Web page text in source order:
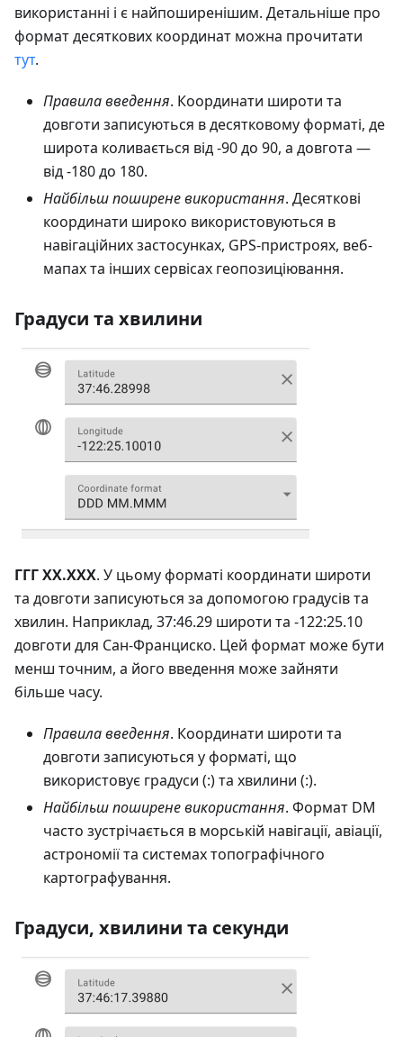
використанні і є найпоширенішим. Детальніше про
формат десяткових координат можна прочитати
тут.
Правила введення. Координати широти та
довготи записуються в десятковому форматі, де
широта коливається від -90 до 90, а довгота —
від -180 до 180.
Найбільш поширене використання. Десяткові
координати широко використовуються в
навігаційних застосунках, GPS-пристроях, веб-
мапах та інших сервісах геопозиціювання.
Градуси та хвилини
ГГГ ХХ.ХХХ. У цьому форматі координати широти
та довготи записуються за допомогою градусів та
хвилин. Наприклад, 37:46.29 широти та -122:25.10
довготи для Сан-Франциско. Цей формат може бути
менш точним, а його введення може зайняти
більше часу.
Правила введення. Координати широти та
довготи записуються у форматі, що
використовує градуси (:) та хвилини (:).
Найбільш поширене використання. Формат DM
часто зустрічається в морській навігації, авіації,
астрономії та системах топографічного
картографування.
Градуси, хвилини та секунди